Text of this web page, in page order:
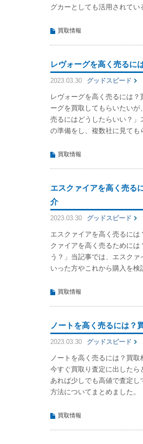
グカーとしても活用されてい
買取情報
レヴォーグを高く売るに
2023.03.30 グッドスピード
レヴォーグを高く売るには
ーグを買取してもらいたいが
売るにはどうしたらいい？
の準備をし、複数社に見ても
買取情報
エスクァイアを高く売る
介
2023.03.30 グッドスピード
エスクァイアを高く売るに
クァイアを高く売るために
う？」当記事では、エスク
いった方やこれから購入を検
買取情報
ノートを高く売るには？
2023.03.30 グッドスピード
ノートを高く売るには？買
今すぐ買取り査定に出した
あれば少しでも高値で査定
方法についてまとめました。
買取情報